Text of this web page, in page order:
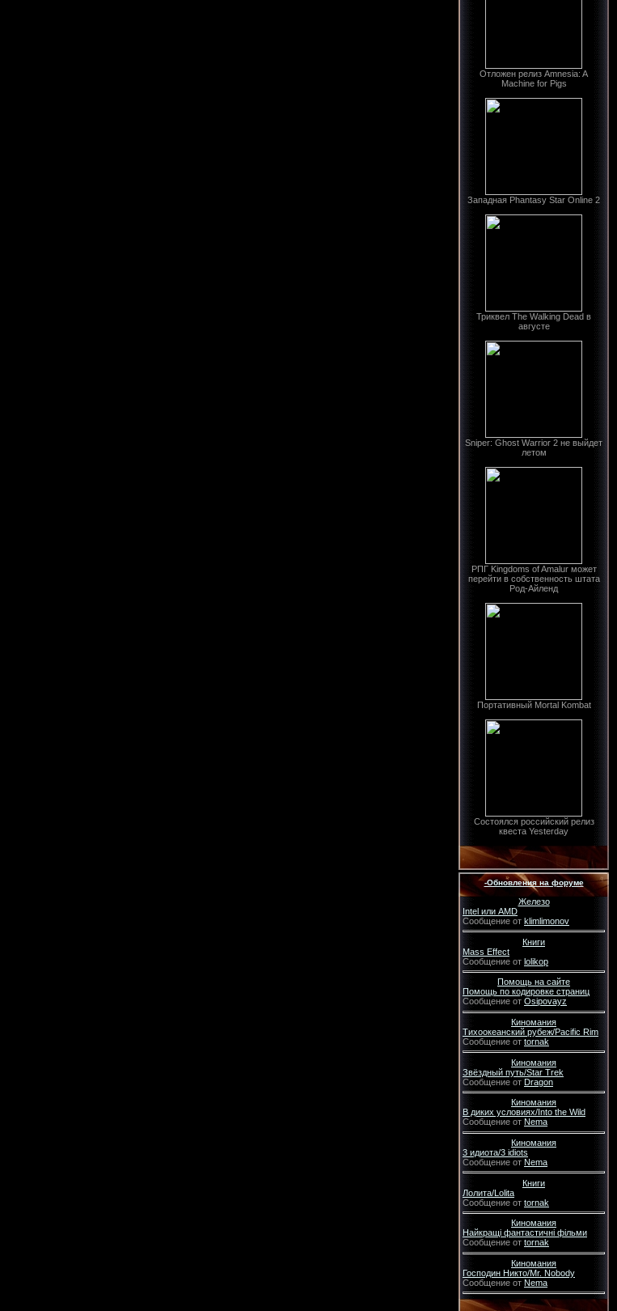
Отложен релиз Amnesia: A
Machine for Pigs
Западная Phantasy Star Online 2
Триквел The Walking Dead в
августе
Sniper: Ghost Warrior 2 не выйдет
летом
РПГ Kingdoms of Amalur может
перейти в собственность штата
Род-Айленд
Портативный Mortal Kombat
Состоялся российский релиз
квеста Yesterday
-Обновления на форуме
Железо
Intel или AMD
Сообщение от klimlimonov
Книги
Mass Effect
Сообщение от lolikop
Помощь на сайте
Помощь по кодировке страниц
Сообщение от Osipovayz
Киномания
Тихоокеанский рубеж/Pacific Rim
Сообщение от tornak
Киномания
Звёздный путь/Star Trek
Сообщение от Dragon
Киномания
В диких условиях/Into the Wild
Сообщение от Nema
Киномания
3 идиота/3 idiots
Сообщение от Nema
Книги
Лолита/Lolita
Сообщение от tornak
Киномания
Найкращі фантастичні фільми
Сообщение от tornak
Киномания
Господин Никто/Mr. Nobody
Сообщение от Nema